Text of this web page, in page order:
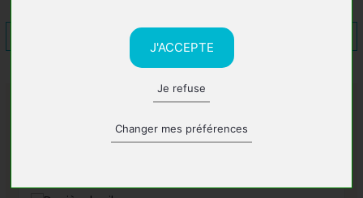
J'ACCEPTE
Je refuse
Changer mes préférences
A lire également